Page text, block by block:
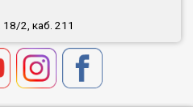
18/2, каб. 211